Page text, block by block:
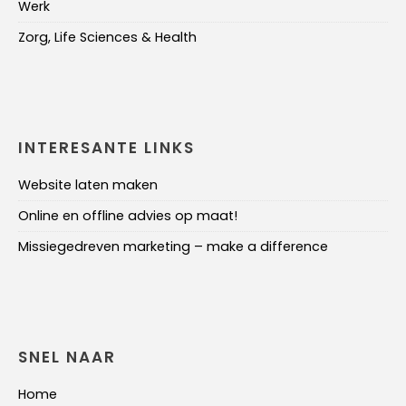
Werk
Zorg, Life Sciences & Health
INTERESANTE LINKS
Website laten maken
Online en offline advies op maat!
Missiegedreven marketing – make a difference
SNEL NAAR
Home